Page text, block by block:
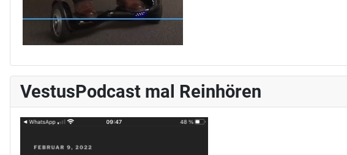
VestusPodcast mal Reinhören